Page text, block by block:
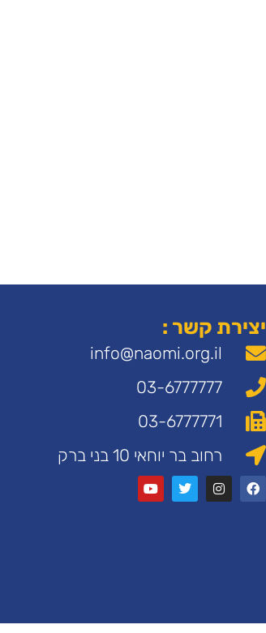
יצירת קשר :
info@naomi.org.il
03-6777777
03-6777771
רחוב בר יוחאי 10 בני ברק